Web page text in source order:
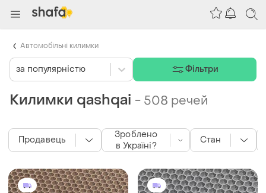
Килимки qashqai - 508 речей
Продавець
Зроблено
в Україні?
Стан
за популярністю Фільтри
Автомобільні килимки